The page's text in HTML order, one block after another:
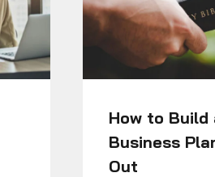
How to Build
Business
Out